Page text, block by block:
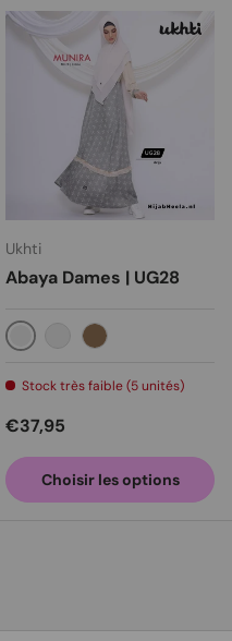
Ukhti
Abaya Dames | UG28
Gris
Stock très faible (5 unités)
Prix habituel
€37,95
Choisir les options